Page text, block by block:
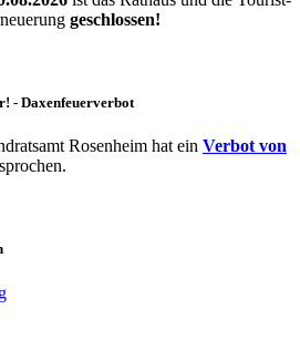
geschlossen!
- Daxenfeuerverbot
Rosenheim hat ein Verbot von